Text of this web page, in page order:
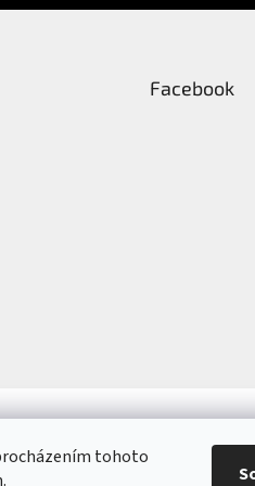
tohoto
Facebook